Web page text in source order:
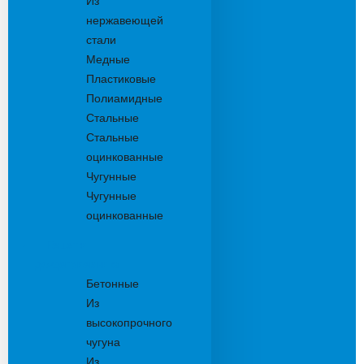
нержавеющей
стали
Медные
Пластиковые
Полиамидные
Стальные
Стальные
оцинкованные
Чугунные
Чугунные
оцинкованные
Бетонные
Из
высокопрочного
чугуна